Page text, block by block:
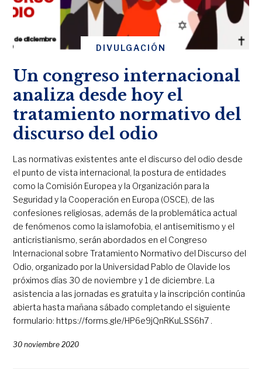
DIVULGACIÓN
Un congreso internacional
analiza desde hoy el
tratamiento normativo del
discurso del odio
Las normativas existentes ante el discurso del odio desde
el punto de vista internacional, la postura de entidades
como la Comisión Europea y la Organización para la
Seguridad y la Cooperación en Europa (OSCE), de las
confesiones religiosas, además de la problemática actual
de fenómenos como la islamofobia, el antisemitismo y el
anticristianismo, serán abordados en el Congreso
Internacional sobre Tratamiento Normativo del Discurso del
Odio, organizado por la Universidad Pablo de Olavide los
próximos días 30 de noviembre y 1 de diciembre. La
asistencia a las jornadas es gratuita y la inscripción continúa
abierta hasta mañana sábado completando el siguiente
formulario: https://forms.gle/HP6e9jQnRKuLSS6h7 .
30 noviembre 2020